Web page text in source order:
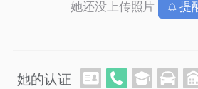
她还没上传照片 提
她的认证